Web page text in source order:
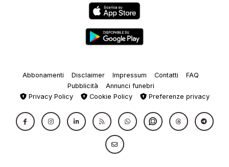
Abbonamenti Disclaimer Impressum Contatti
FAQ
Pubblicità
Annunci funebri
Privacy Policy
Cookie Policy Preferenze privacy